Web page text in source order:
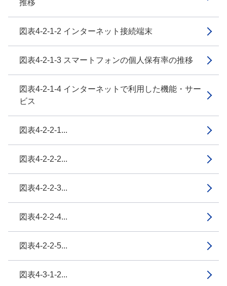
推移
図表4-2-1-2 インターネット接続端末
図表4-2-1-3 スマートフォンの個人保有率の推移
図表4-2-1-4 インターネットで利用した機能・サー
ビス
図表4-2-2-1...
図表4-2-2-2...
図表4-2-2-3...
図表4-2-2-4...
図表4-2-2-5...
図表4-3-1-2...